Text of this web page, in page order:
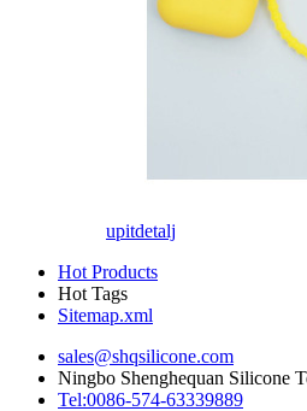
upitdetalj
Hot Products
Hot Tags
Sitemap.xml
sales@shqsilicone.com
Ningbo Shenghequan Silicone
Tel:0086-574-63339889